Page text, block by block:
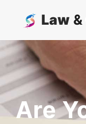
Law &
Are